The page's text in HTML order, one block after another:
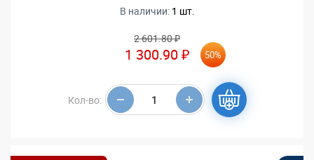
В наличии: 1 шт.
2 601.80 ₽
1 300.90 ₽ 50%
Кол-во: